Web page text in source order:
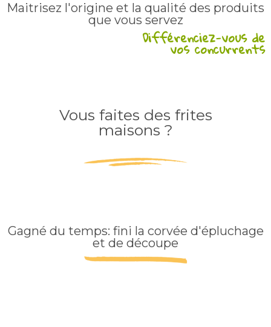
Maitrisez l'origine et la qualité des produits
que vous servez
Différenciez-vous de
vos concurrents
Vous faites des frites
maisons ?
Gagné du temps: fini la corvée d'épluchage
et de découpe